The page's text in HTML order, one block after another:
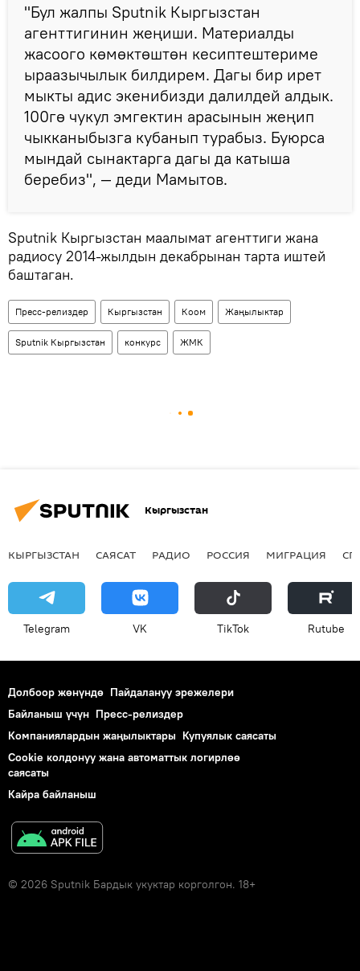
"Бул жалпы Sputnik Кыргызстан
агенттигинин жеңиши. Материалды
жасоого көмөктөштөн кесиптештериме
ыраазычылык билдирем. Дагы бир ирет
мыкты адис экенибизди далилдей алдык.
100гө чукул эмгектин арасынын жеңип
чыкканыбызга кубанып турабыз. Буюрса
мындай сынактарга дагы да катыша
беребиз", — деди Мамытов.
Sputnik Кыргызстан маалымат агенттиги жана
радиосу 2014-жылдын декабрынан тарта иштей
баштаган.
Пресс-релиздер Кыргызстан Коом Жаңылыктар
Sputnik Кыргызстан конкурс ЖМК
Кыргызстан
КЫРГЫЗСТАН САЯСАТ РАДИО РОССИЯ МИГРАЦИЯ
Telegram VK ТikТоk Rutube
Долбоор жөнүндө Пайдалануу эрежелери
Байланыш үчүн Пресс-релиздер
Компаниялардын жаңылыктары Купуялык саясаты
Cookie колдонуу жана автоматтык логирлөө
саясаты
Кайра байланыш
© 2026 Sputnik Бардык укуктар корголгон. 18+